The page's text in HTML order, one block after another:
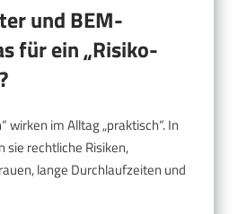
und BEM-
für ein „Risiko-
wirken im Alltag „praktisch“. In
sie rechtliche Risiken,
lange Durchlaufzeiten und